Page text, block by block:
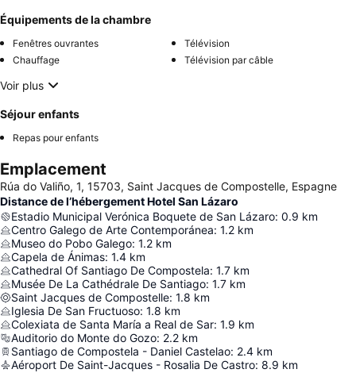
Équipements de la chambre
Fenêtres ouvrantes
Télévision
Chauffage
Télévision par câble
Voir plus
Séjour enfants
Repas pour enfants
Emplacement
Rúa do Valiño, 1, 15703, Saint Jacques de Compostelle, Espagne
Distance de l’hébergement Hotel San Lázaro
Estadio Municipal Verónica Boquete de San Lázaro: 0.9 km
Centro Galego de Arte Contemporánea: 1.2 km
Museo do Pobo Galego: 1.2 km
Capela de Ánimas: 1.4 km
Cathedral Of Santiago De Compostela: 1.7 km
Musée De La Cathédrale De Santiago: 1.7 km
Saint Jacques de Compostelle: 1.8 km
Iglesia De San Fructuoso: 1.8 km
Colexiata de Santa María a Real de Sar: 1.9 km
Auditorio do Monte do Gozo: 2.2 km
Santiago de Compostela - Daniel Castelao: 2.4 km
Aéroport De Saint-Jacques - Rosalia De Castro: 8.9 km